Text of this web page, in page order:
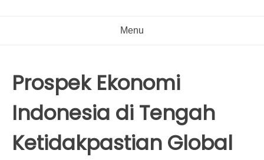
Menu
Prospek Ekonomi
Indonesia di Tengah
Ketidakpastian Global